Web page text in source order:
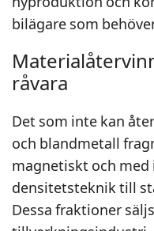
bilägare som
råvara
Det som inte kan
och blandmetall
magnetiskt och
densitetsteknik till
Dessa fraktioner